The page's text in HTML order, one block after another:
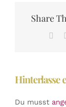
Share
Hinterlasse
Du musst